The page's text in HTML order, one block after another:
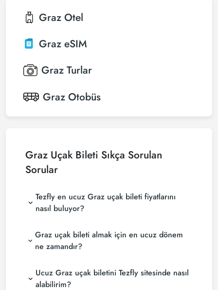
Graz Otel
Graz eSIM
Graz Turlar
Graz Otobüs
Graz Uçak Bileti Sıkça Sorulan
Sorular
Tezfly en ucuz Graz uçak bileti fiyatlarını
nasıl buluyor?
için tur operatörleri, büyük rezervasyon siteleri
(konsolidatörler) ve yüzlerce havayolu sitesini
uçak biletlerini bulup karşılaştırabilir ve en uygun
biletini seçebilirsin.
Graz uçak bileti almak için en ucuz dönem
ne zamandır?
rezervasyonuzu son dakikaya bırakmayın. Graz
uçak biletinizi en az 2 hafta önceden satın alırsanız
Ucuz Graz uçak biletini Tezfly sitesinde nasıl
alabilirim?